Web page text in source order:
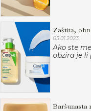
Zaštita,
03.01.2023.
Ako ste
obzira je li
Baršunasta